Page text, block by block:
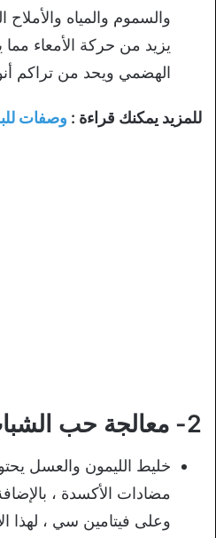
والسموم والمياه
يزيد من حركة الأمعاء
الهضمي ويحد من تراكم
للمزيد يمكنك قراءة : وصفات
2- معالجة حب الشباب:
خليط الليمون والعسل
مضادات الأكسدة ،
وعلى فيتامين سي ، لهذا